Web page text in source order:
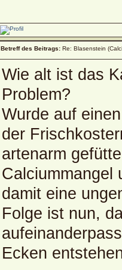
Betreff des Beitrags: Re: Blasenstein
Wie alt ist das
Problem?
Wurde auf
der
artenarm
Calciummangel
damit eine
Folge ist nun,
Ecken